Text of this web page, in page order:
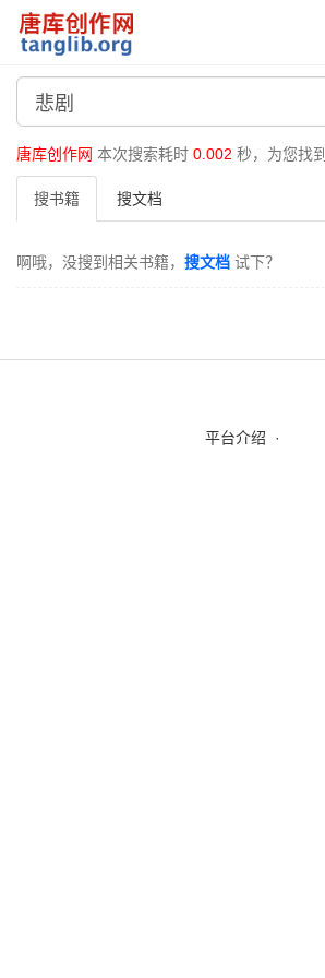
唐库创作网 本次搜索耗时 0.002 秒，为您找到
搜书籍 搜文档
啊哦，没搜到相关书籍， 搜文档 试下？
平台介绍 ·